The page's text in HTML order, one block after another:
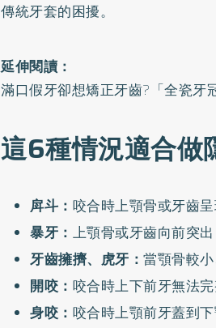
傳統牙套的困擾。
延伸閱讀：
滿口假牙卻想矯正牙齒?「全瓷牙
這6種情況適合做
戽斗： 咬合時上顎骨或牙齒呈
暴牙： 上顎骨或牙齒向前突
牙齒擁擠、虎牙： 當顎骨較
開咬： 咬合時上下前牙無法
身咬： 咬合時上顎前牙蓋到